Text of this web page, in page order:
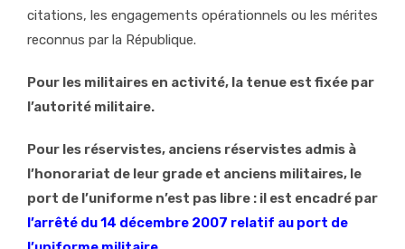
citations, les engagements opérationnels ou les mérites
reconnus par la République.
Pour les militaires en activité, la tenue est fixée par
l’autorité militaire.
Pour les réservistes, anciens réservistes admis à
l’honorariat de leur grade et anciens militaires, le
port de l’uniforme n’est pas libre : il est encadré par
l’arrêté du 14 décembre 2007 relatif au port de